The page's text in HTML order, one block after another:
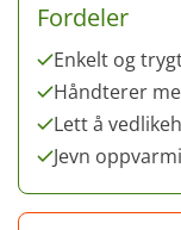
Fordeler
Enkelt og
Håndterer
Lett å
Jevn